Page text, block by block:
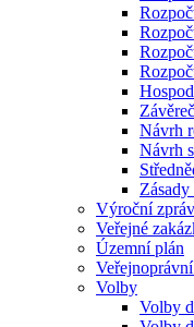
Návrh
Návrh
Výroční
Veřejné
Územní plán
Volby
Volby